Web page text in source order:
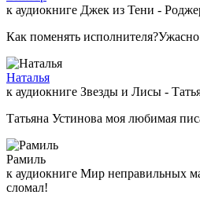
к аудиокниге Джек из Тени -
Как поменять
Наталья
к аудиокниге Звезды и Лисы -
Татьяна Устинова моя любимая
Рамиль
к аудиокниге Мир неправильных
сломал!